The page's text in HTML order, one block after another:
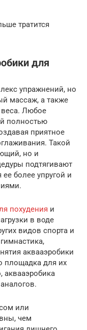
тратится
для
упражнений, но
массаж, а также
веса. Любое
полностью
приятное
Такой
но и
подтягивают
более упругой и
похудения и
в воде
видов спорта и
аквааэробики
площадка для их
аквааэробика
или
чем